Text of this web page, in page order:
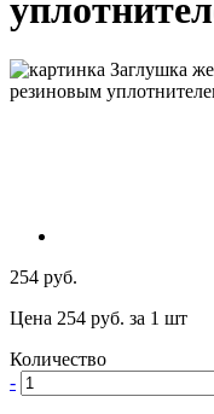
254 руб.
Цена 254 руб. за 1 шт
Количество
-